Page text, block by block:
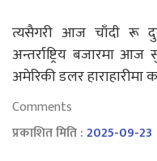
त्यसैगरी आज चाँदी रू
अन्तर्राष्ट्रिय बजारमा
अमेरिकी डलर हाराहारीमा
Comments
प्रकाशित मिति :2025-09-23